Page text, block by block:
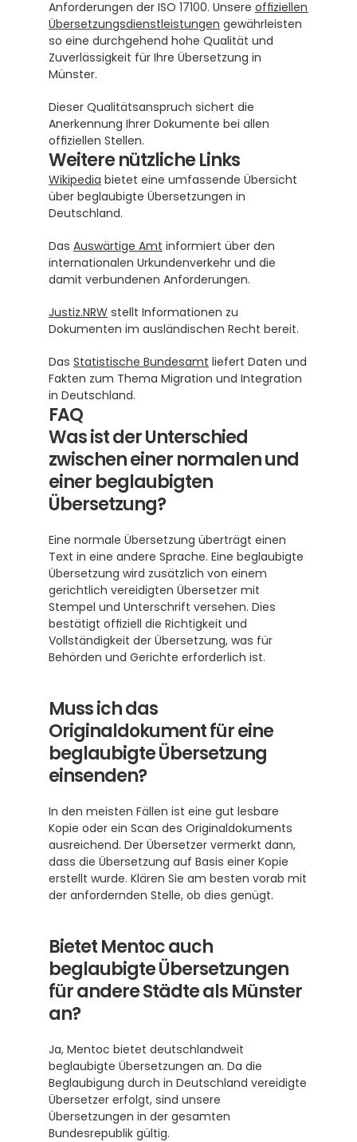
Anforderungen der ISO 17100. Unsere offiziellen
Übersetzungsdienstleistungen gewährleisten
so eine durchgehend hohe Qualität und
Zuverlässigkeit für Ihre Übersetzung in
Münster.
Dieser Qualitätsanspruch sichert die
Anerkennung Ihrer Dokumente bei allen
offiziellen Stellen.
Weitere nützliche Links
Wikipedia bietet eine umfassende Übersicht
über beglaubigte Übersetzungen in
Deutschland.
Das Auswärtige Amt informiert über den
internationalen Urkundenverkehr und die
damit verbundenen Anforderungen.
Justiz.NRW stellt Informationen zu
Dokumenten im ausländischen Recht bereit.
Das Statistische Bundesamt liefert Daten und
Fakten zum Thema Migration und Integration
in Deutschland.
FAQ
Was ist der Unterschied
zwischen einer normalen und
einer beglaubigten
Übersetzung?
Eine normale Übersetzung überträgt einen
Text in eine andere Sprache. Eine beglaubigte
Übersetzung wird zusätzlich von einem
gerichtlich vereidigten Übersetzer mit
Stempel und Unterschrift versehen. Dies
bestätigt offiziell die Richtigkeit und
Vollständigkeit der Übersetzung, was für
Behörden und Gerichte erforderlich ist.
Muss ich das
Originaldokument für eine
beglaubigte Übersetzung
einsenden?
In den meisten Fällen ist eine gut lesbare
Kopie oder ein Scan des Originaldokuments
ausreichend. Der Übersetzer vermerkt dann,
dass die Übersetzung auf Basis einer Kopie
erstellt wurde. Klären Sie am besten vorab mit
der anfordernden Stelle, ob dies genügt.
Bietet Mentoc auch
beglaubigte Übersetzungen
für andere Städte als Münster
an?
Ja, Mentoc bietet deutschlandweit
beglaubigte Übersetzungen an. Da die
Beglaubigung durch in Deutschland vereidigte
Übersetzer erfolgt, sind unsere
Übersetzungen in der gesamten
Bundesrepublik gültig.